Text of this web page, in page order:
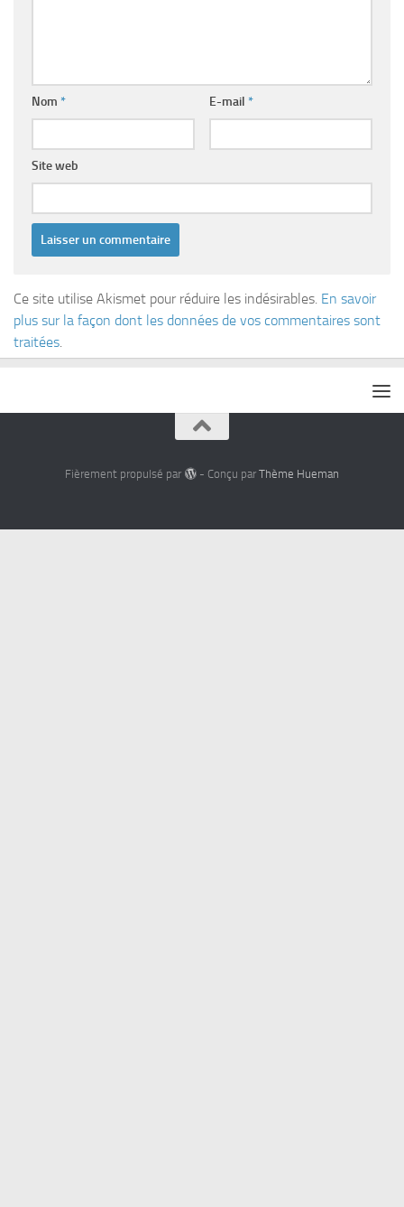
Nom * E-mail *
Site web
Ce site utilise Akismet pour réduire les indésirables. En savoir
plus sur la façon dont les données de vos commentaires sont
traitées.
Fièrement propulsé par - Conçu par Thème Hueman